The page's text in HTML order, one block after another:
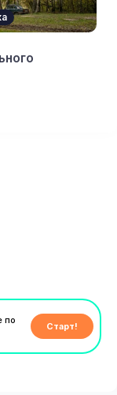
по
Старт!